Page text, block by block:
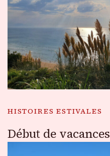
HISTOIRES ESTIVALES
Début de vacances